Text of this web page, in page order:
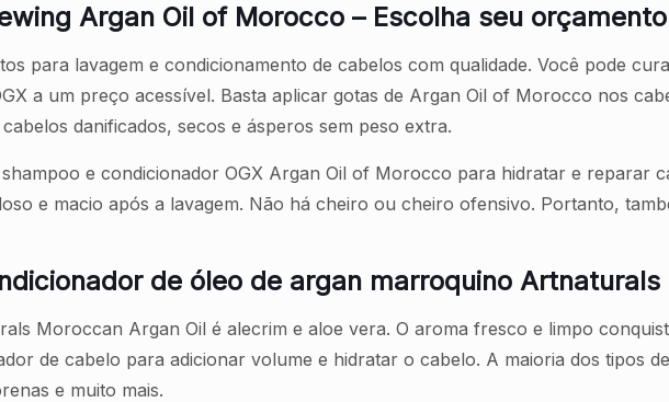
Argan Oil of Morocco – Escolha seu orçamento
para lavagem e condicionamento de cabelos com qualidade. Você pode
a um preço acessível. Basta aplicar gotas de Argan Oil of Morocco nos
danificados, secos e ásperos sem peso extra.
e condicionador OGX Argan Oil of Morocco para hidratar e reparar
e macio após a lavagem. Não há cheiro ou cheiro ofensivo. Portanto,
de óleo de argan marroquino Artnaturals
Moroccan Argan Oil é alecrim e aloe vera. O aroma fresco e limpo
de cabelo para adicionar volume e hidratar o cabelo. A maioria dos tipos
e muito mais.